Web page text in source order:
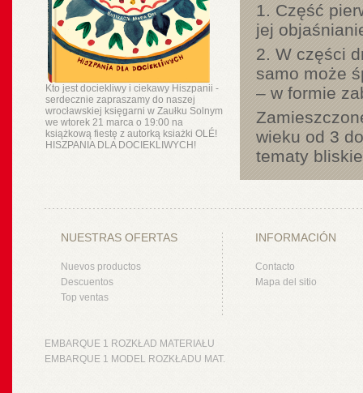
Kto jest dociekliwy i ciekawy Hiszpanii -
serdecznie zapraszamy do naszej
wrocławskiej księgarni w Zaułku Solnym
we wtorek 21 marca o 19:00 na
książkową fiestę z autorką ksiażki OLÉ!
HISZPANIA DLA DOCIEKLIWYCH!
1. Część
jej
2. W części
samo może
– w formie
wieku od 3
tematy
NUESTRAS OFERTAS
Nuevos productos
Descuentos
Top ventas
INFORMACIÓN
Contacto
Mapa del sitio
EMBARQUE 1 ROZKŁAD MATERIAŁU
EMBARQUE 1 MODEL ROZKŁADU MAT.